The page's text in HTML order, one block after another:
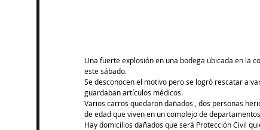
Una fuerte explosión en una bodega ubicada en la
este sábado.
Se desconocen el motivo pero se logró rescatar a
guardaban artículos médicos.
Varios carros quedaron dañados , dos personas
de edad que viven en un complejo de
Hay domicilios dañados que será Protección Civil